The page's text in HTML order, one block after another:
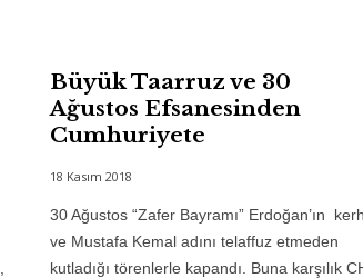
Büyük Taarruz ve 30
Ağustos Efsanesinden
Cumhuriyete
18 Kasım 2018
30 Ağustos “Zafer Bayramı” Erdoğan’ın
ve Mustafa Kemal adını telaffuz etmeden
kutladığı törenlerle kapandı. Buna karşılık